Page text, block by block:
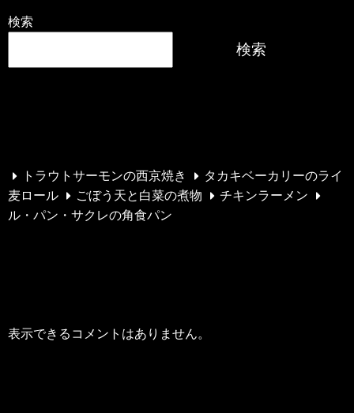
検索
検索
トラウトサーモンの西京焼き
タカキベーカリーのライ
麦ロール
ごぼう天と白菜の煮物
チキンラーメン
ル・パン・サクレの角食パン
表示できるコメントはありません。